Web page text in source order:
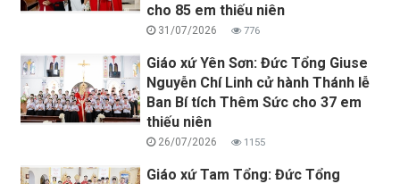
cho 85 em thiếu niên
31/07/2026 776
Giáo xứ Yên Sơn: Đức Tổng Giuse
Nguyễn Chí Linh cử hành Thánh lễ
Ban Bí tích Thêm Sức cho 37 em
thiếu niên
26/07/2026 1155
Giáo xứ Tam Tổng: Đức Tổng